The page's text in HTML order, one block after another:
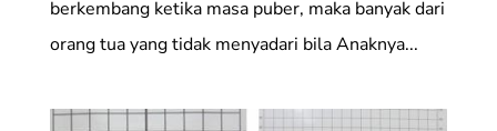
berkembang ketika masa puber, maka banyak dari
orang tua yang tidak menyadari bila Anaknya...